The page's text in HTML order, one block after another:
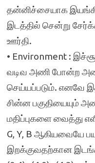
தன்னிச்சையாக
இடத்தில் சென்று
ஊர்தி.
• Environment :
வடிவ அணி போன்ற
செய்யப்படும். எனவே
சின்ன பகுதியையும்
மதிப்புகளை வைத்து
G, Y, B ஆகியவையே
இறக்குவதற்கான